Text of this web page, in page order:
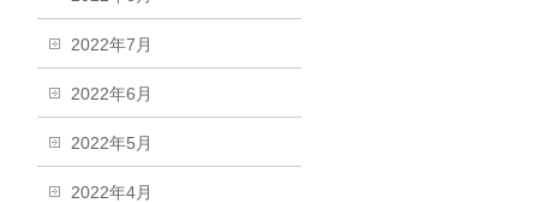
2022年7月
2022年6月
2022年5月
2022年4月